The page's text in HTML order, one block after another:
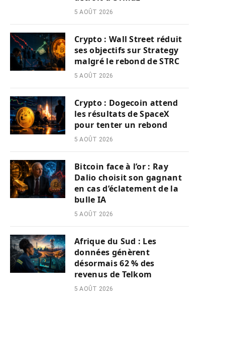
5 AOÛT 2026
Crypto : Wall Street réduit
ses objectifs sur Strategy
malgré le rebond de STRC
5 AOÛT 2026
Crypto : Dogecoin attend
les résultats de SpaceX
pour tenter un rebond
5 AOÛT 2026
Bitcoin face à l’or : Ray
Dalio choisit son gagnant
en cas d’éclatement de la
bulle IA
5 AOÛT 2026
Afrique du Sud : Les
données génèrent
désormais 62 % des
revenus de Telkom
5 AOÛT 2026